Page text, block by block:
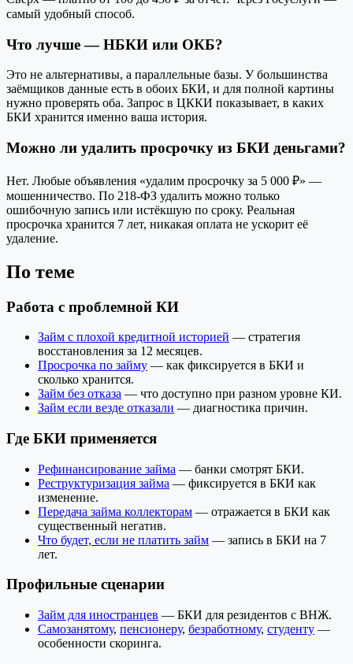
самый удобный способ.
Что лучше — НБКИ или ОКБ?
Это не альтернативы, а параллельные базы. У большинства
заёмщиков данные есть в обоих БКИ, и для полной картины
нужно проверять оба. Запрос в ЦККИ показывает, в каких
БКИ хранится именно ваша история.
Можно ли удалить просрочку из БКИ деньгами?
Нет. Любые объявления «удалим просрочку за 5 000 ₽» —
мошенничество. По 218-ФЗ удалить можно только
ошибочную запись или истёкшую по сроку. Реальная
просрочка хранится 7 лет, никакая оплата не ускорит её
удаление.
По теме
Работа с проблемной КИ
Займ с плохой кредитной историей — стратегия
восстановления за 12 месяцев.
Просрочка по займу — как фиксируется в БКИ и
сколько хранится.
Займ без отказа — что доступно при разном уровне КИ.
Займ если везде отказали — диагностика причин.
Где БКИ применяется
Рефинансирование займа — банки смотрят БКИ.
Реструктуризация займа — фиксируется в БКИ как
изменение.
Передача займа коллекторам — отражается в БКИ как
существенный негатив.
Что будет, если не платить займ — запись в БКИ на 7
лет.
Профильные сценарии
Займ для иностранцев — БКИ для резидентов с ВНЖ.
Самозанятому, пенсионеру, безработному, студенту —
особенности скоринга.